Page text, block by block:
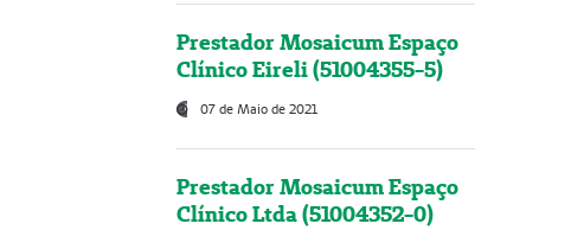
Prestador Mosaicum Espaço
Clínico Eireli (51004355-5)
07 de Maio de 2021
Prestador Mosaicum Espaço
Clínico Ltda (51004352-0)